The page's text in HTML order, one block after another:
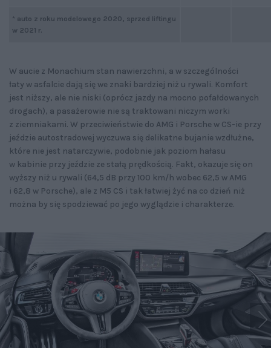
* auto z roku modelowego 2020, sprzed liftingu
w 2021 r.
W aucie z Monachium stan nawierzchni, a w szczególności
łaty w asfalcie dają się we znaki bardziej niż u rywali. Komfort
jest niższy, ale nie niski (oprócz jazdy na mocno pofałdowanych
drogach), a pasażerowie nie są traktowani niczym worki
z ziemniakami. W przeciwieństwie do AMG i Porsche w CS-ie przy
jeździe autostradowej wyczuwa się delikatne bujanie wzdłużne,
które nie jest natarczywie, podobnie jak poziom hałasu
w kabinie przy jeździe ze stałą prędkością. Fakt, okazuje się on
wyższy niż u rywali (64,5 dB przy 100 km/h wobec 62,5 w AMG
i 62,8 w Porsche), ale z M5 CS i tak łatwiej żyć na co dzień niż
można by się spodziewać po jego wyglądzie i charakterze.